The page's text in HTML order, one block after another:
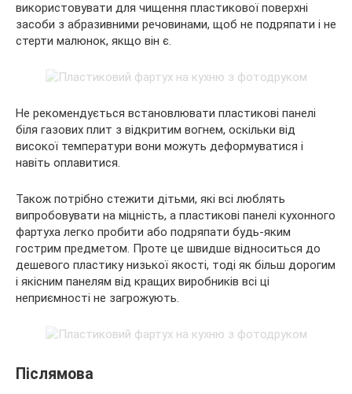
використовувати для чищення пластикової поверхні
засоби з абразивними речовинами, щоб не подряпати і не
стерти малюнок, якщо він є.
Не рекомендується встановлювати пластикові панелі
біля газових плит з відкритим вогнем, оскільки від
високої температури вони можуть деформуватися і
навіть оплавитися.
Також потрібно стежити дітьми, які всі люблять
випробовувати на міцність, а пластикові панелі кухонного
фартуха легко пробити або подряпати будь-яким
гострим предметом. Проте це швидше відноситься до
дешевого пластику низької якості, тоді як більш дорогим
і якісним панелям від кращих виробників всі ці
неприємності не загрожують.
Післямова